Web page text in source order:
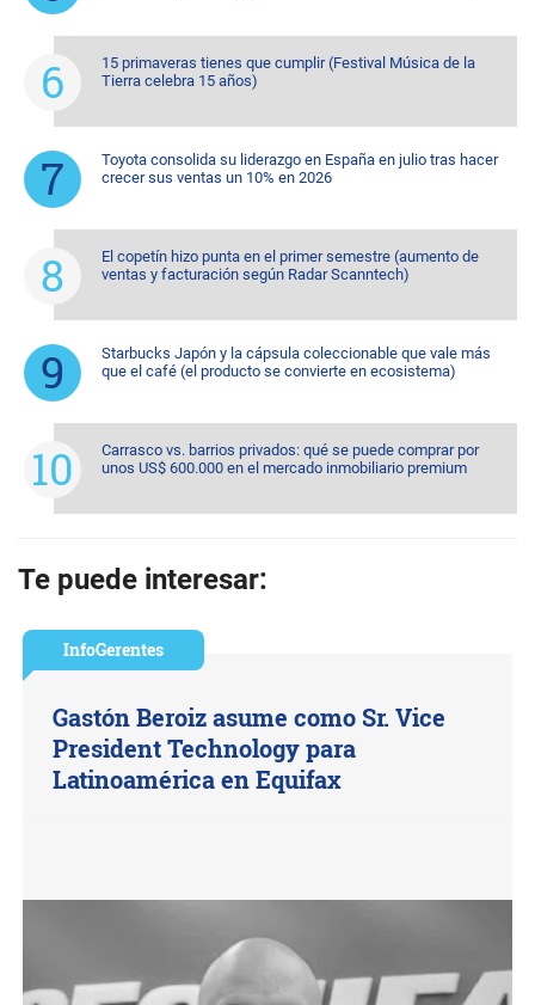
15 primaveras tienes que cumplir (Festival Música de la
Tierra celebra 15 años)
Toyota consolida su liderazgo en España en julio tras hacer
crecer sus ventas un 10% en 2026
El copetín hizo punta en el primer semestre (aumento de
ventas y facturación según Radar Scanntech)
Starbucks Japón y la cápsula coleccionable que vale más
que el café (el producto se convierte en ecosistema)
Carrasco vs. barrios privados: qué se puede comprar por
unos US$ 600.000 en el mercado inmobiliario premium
Te puede interesar:
InfoGerentes
Gastón Beroiz asume como Sr. Vice
President Technology para
Latinoamérica en Equifax